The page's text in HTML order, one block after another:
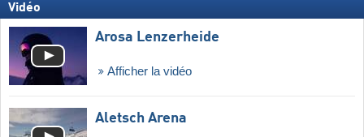
Vidéo
Arosa Lenzerheide
Afficher la vidéo
Aletsch Arena